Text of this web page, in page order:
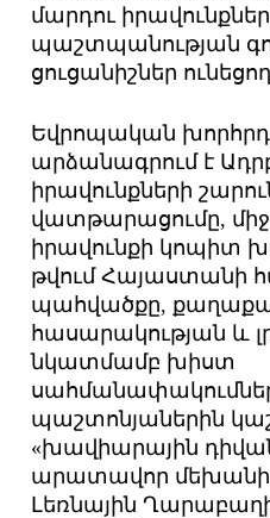
մարդու
պաշտպանության
ցուցանիշներ
Եվրոպական
արձանագրում է
իրավունքների
վատթարացումը,
իրավունքի կոպիտ
թվում Հայաստանի
պահվածքը,
հասարակության և
նկատմամբ խիստ
պաշտոնյաներին
«խավիարային
արատավոր
Լեռնային